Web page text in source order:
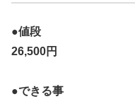
●値段
26,500円
●できる事